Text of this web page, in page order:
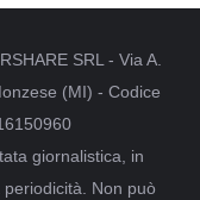
SRL - Via A.
(MI) - Codice
giornalistica, in
Non può